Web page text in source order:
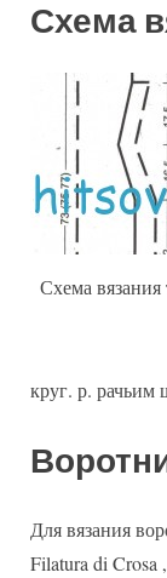
Схема
Схема вязания
круг. р. рачьим
Для вязания
Filatura di Crosa